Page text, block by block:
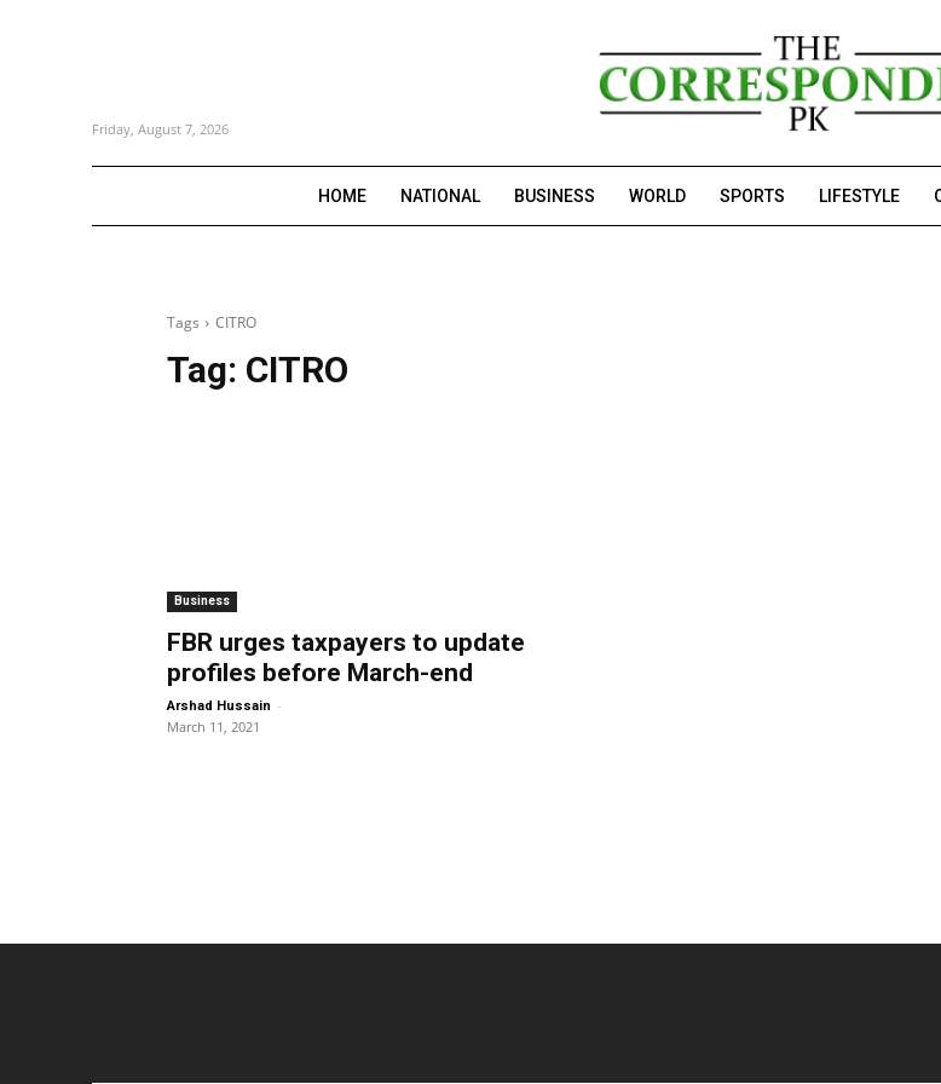
Friday, August 7, 2026
HOME NATIONAL BUSINESS WORLD SPORTS LIFESTYLE
Tags CITRO
Tag: CITRO
Business
FBR urges taxpayers to update
profiles before March-end
Arshad Hussain -
March 11, 2021